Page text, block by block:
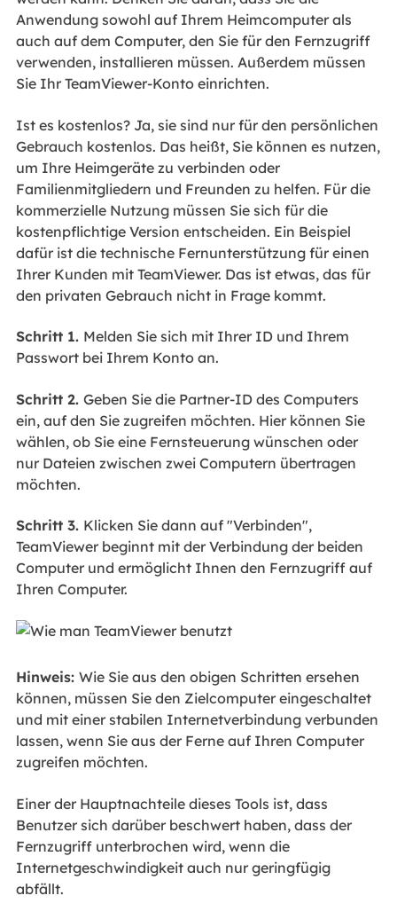
Anwendung sowohl auf Ihrem Heimcomputer als
auch auf dem Computer, den Sie für den Fernzugriff
verwenden, installieren müssen. Außerdem müssen
Sie Ihr TeamViewer-Konto einrichten.
Ist es kostenlos? Ja, sie sind nur für den persönlichen
Gebrauch kostenlos. Das heißt, Sie können es nutzen,
um Ihre Heimgeräte zu verbinden oder
Familienmitgliedern und Freunden zu helfen. Für die
kommerzielle Nutzung müssen Sie sich für die
kostenpflichtige Version entscheiden. Ein Beispiel
dafür ist die technische Fernunterstützung für einen
Ihrer Kunden mit TeamViewer. Das ist etwas, das für
den privaten Gebrauch nicht in Frage kommt.
Schritt 1. Melden Sie sich mit Ihrer ID und Ihrem
Passwort bei Ihrem Konto an.
Schritt 2. Geben Sie die Partner-ID des Computers
ein, auf den Sie zugreifen möchten. Hier können Sie
wählen, ob Sie eine Fernsteuerung wünschen oder
nur Dateien zwischen zwei Computern übertragen
möchten.
Schritt 3. Klicken Sie dann auf "Verbinden",
TeamViewer beginnt mit der Verbindung der beiden
Computer und ermöglicht Ihnen den Fernzugriff auf
Ihren Computer.
Hinweis: Wie Sie aus den obigen Schritten ersehen
können, müssen Sie den Zielcomputer eingeschaltet
und mit einer stabilen Internetverbindung verbunden
lassen, wenn Sie aus der Ferne auf Ihren Computer
zugreifen möchten.
Einer der Hauptnachteile dieses Tools ist, dass
Benutzer sich darüber beschwert haben, dass der
Fernzugriff unterbrochen wird, wenn die
Internetgeschwindigkeit auch nur geringfügig
abfällt.